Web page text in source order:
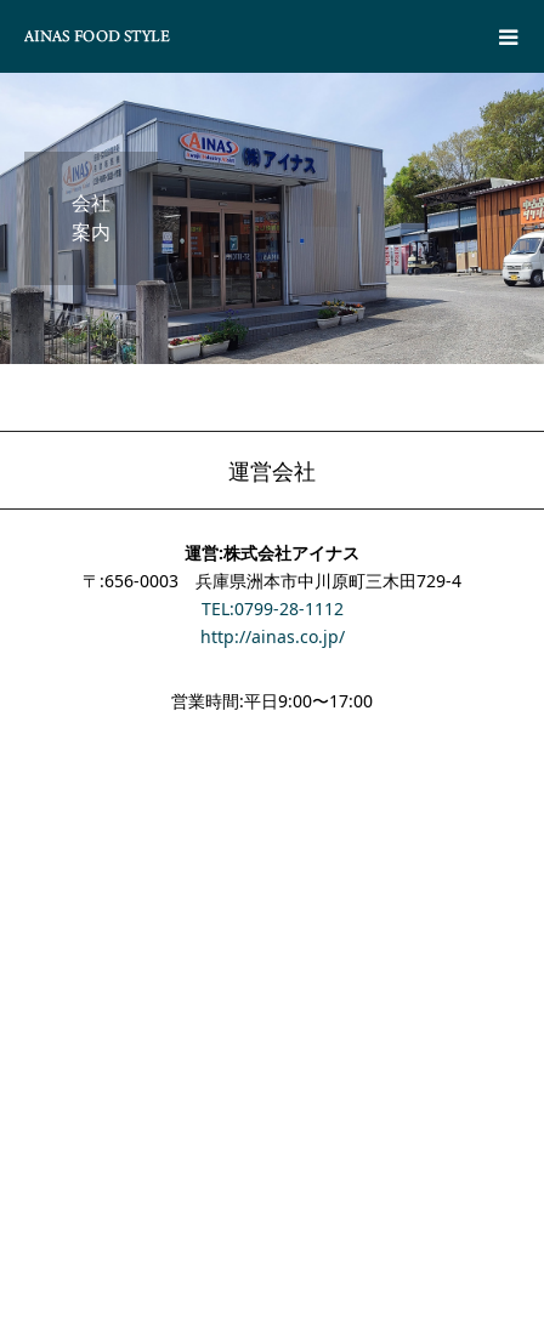
会社
案内
運営会社
運営:株式会社アイナス
〒:656-0003 兵庫県洲本市中川原町三木田729-4
TEL:0799-28-1112
http://ainas.co.jp/
営業時間:平日9:00〜17:00